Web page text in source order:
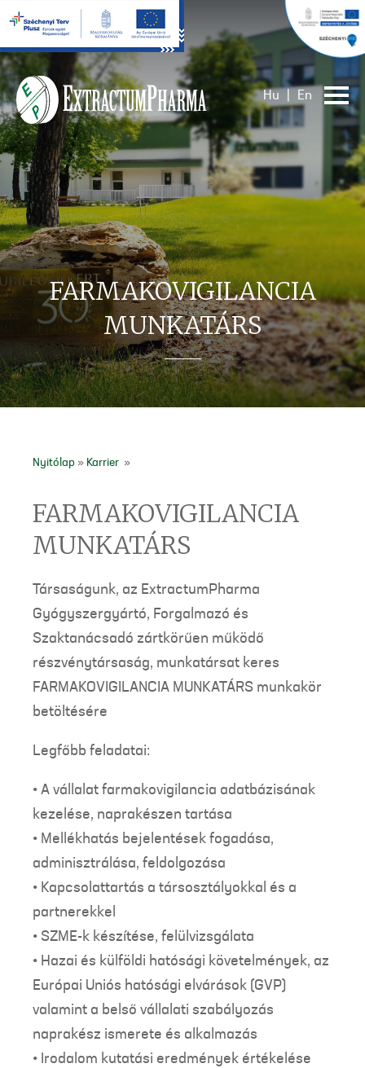
Hu En
FARMAKOVIGILANCIA
MUNKATÁRS
Nyitólap » Karrier »
FARMAKOVIGILANCIA
MUNKATÁRS
Társaságunk, az ExtractumPharma
Gyógyszergyártó, Forgalmazó és
Szaktanácsadó zártkörűen működő
részvénytársaság, munkatársat keres
FARMAKOVIGILANCIA MUNKATÁRS munkakör
betöltésére
Legfőbb feladatai:
• A vállalat farmakovigilancia adatbázisának
kezelése, naprakészen tartása
• Mellékhatás bejelentések fogadása,
adminisztrálása, feldolgozása
• Kapcsolattartás a társosztályokkal és a
partnerekkel
• SZME-k készítése, felülvizsgálata
• Hazai és külföldi hatósági követelmények, az
Európai Uniós hatósági elvárások (GVP)
valamint a belső vállalati szabályozás
naprakész ismerete és alkalmazás
• Irodalom kutatási eredmények értékelése